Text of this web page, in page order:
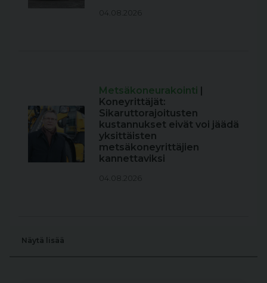
04.08.2026
Metsäkoneurakointi
Koneyrittäjät:
Sikaruttorajoitusten
kustannukset eivät voi jäädä
yksittäisten
metsäkoneyrittäjien
kannettaviksi
04.08.2026
Näytä lisää